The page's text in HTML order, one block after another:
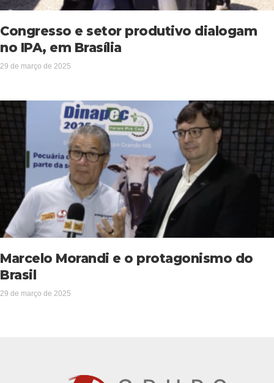
Congresso e setor produtivo dialogam
no IPA, em Brasília
29 de março de 2025
Marcelo Morandi e o protagonismo do
Brasil
29 de março de 2025